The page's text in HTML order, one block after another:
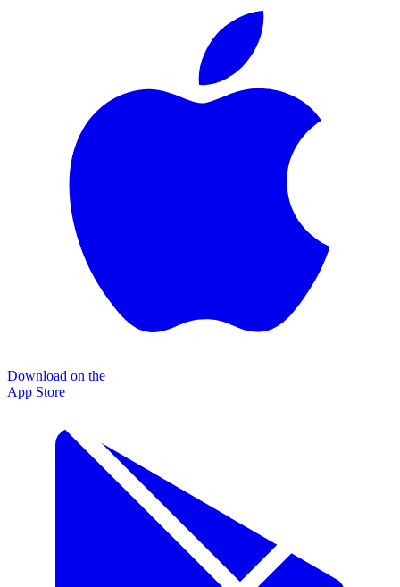
Download on the
App Store